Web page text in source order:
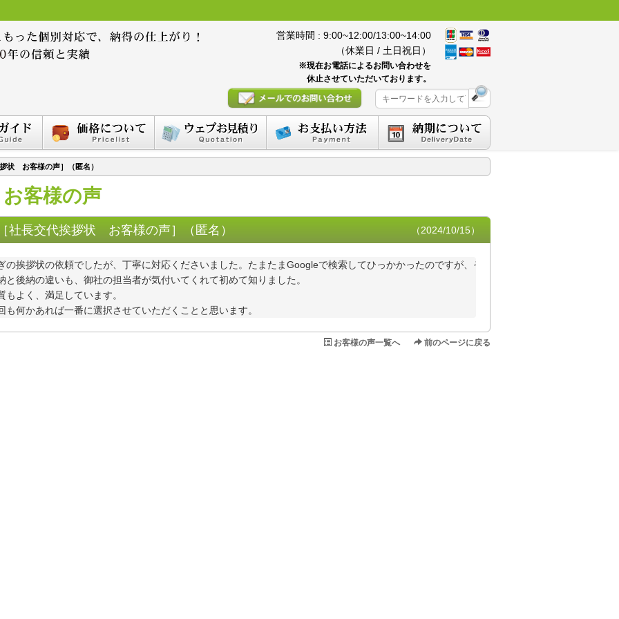
営業時間 : 9:00~12:00/13:00~14:00
（休業日 / 土日祝日）
※現在お電話によるお問い合わせを
休止させていただいております。
状 お客様の声］（匿名）
お客様の声
社長交代挨拶状 お客様の声］（匿名） （2024/10/15）
の挨拶状の依頼でしたが、丁寧に対応くださいました。たまたまGoogleで検索してひっかかったのですが、その後も何社か見て、HPの
と後納の違いも、御社の担当者が気付いてくれて初めて知りました。
もよく、満足しています。
も何かあれば一番に選択させていただくことと思います。
お客様の声一覧へ 前のページに戻る